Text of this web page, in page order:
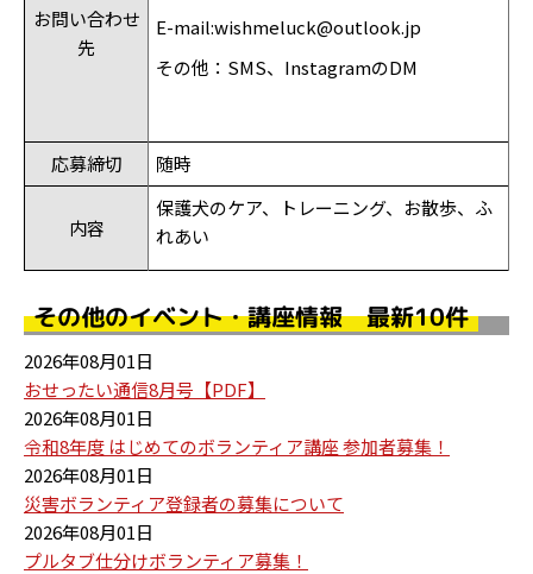
お問い合わせ
先
E-mail:wishmeluck@outlook.jp
その他： SMS、 InstagramのDM
応募締切 随時
内容
保護犬のケア、トレーニング、お散歩、ふ
れあい
その他のイベント・講座情報 最新10件
2026年08月01日
おせったい通信8月号【PDF】
2026年08月01日
令和8年度 はじめてのボランティア講座 参加者募集！
2026年08月01日
災害ボランティア登録者の募集について
2026年08月01日
プルタブ仕分けボランティア募集！